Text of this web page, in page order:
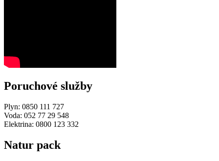
Poruchové služby
Plyn: 0850 111 727
Voda: 052 77 29 548
Elektrina: 0800 123 332
Natur pack